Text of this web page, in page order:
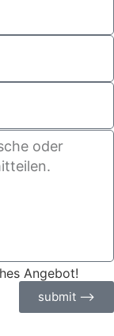
Angebot!
submit ⟶